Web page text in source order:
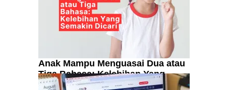
Anak Mampu Menguasai Dua atau
Tiga Bahasa: Kelebihan Yang
Semakin Dicari